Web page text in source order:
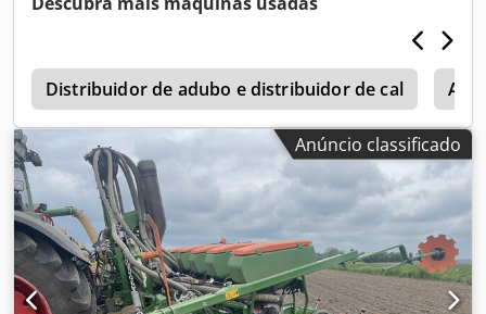
Distribuidor de adubo e distribuidor de cal
Anúncio classificado